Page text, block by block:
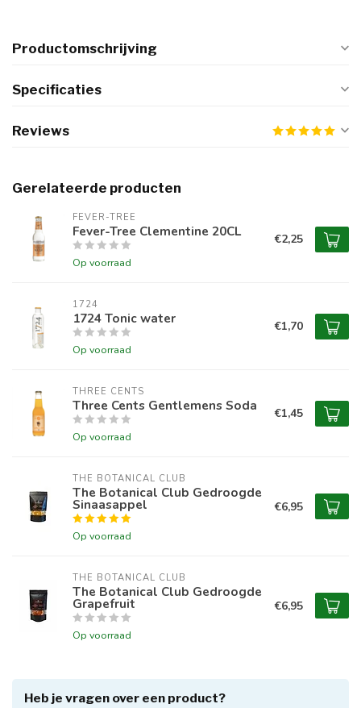
Productomschrijving
Specificaties
Reviews
Gerelateerde producten
FEVER-TREE
Fever-Tree Clementine 20CL
Op voorraad
€2,25
1724
1724 Tonic water
Op voorraad
€1,70
THREE CENTS
Three Cents Gentlemens Soda
Op voorraad
€1,45
THE BOTANICAL CLUB
The Botanical Club Gedroogde
Sinaasappel
Op voorraad
€6,95
THE BOTANICAL CLUB
The Botanical Club Gedroogde
Grapefruit
Op voorraad
€6,95
Heb je vragen over een product?